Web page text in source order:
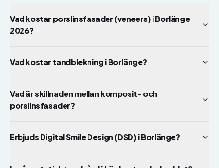
Vad kostar porslinsfasader (veneers) i Borlänge
2026?
Vad kostar tandblekning i Borlänge?
Vad är skillnaden mellan komposit- och
porslinsfasader?
Erbjuds Digital Smile Design (DSD) i Borlänge?